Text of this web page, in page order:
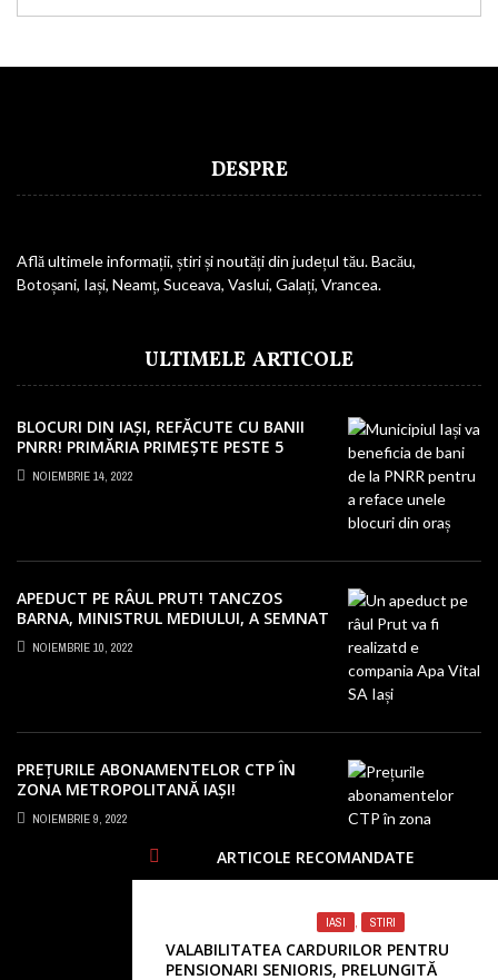
ARTICOLE RECOMANDATE
IASI , STIRI
VALABILITATEA CARDURILOR PENTRU
PENSIONARI SENIORIS, PRELUNGITĂ
DESPRE
Află ultimele informații, știri și noutăți din județul tău. Bacău,
Botoșani, Iași, Neamț, Suceava, Vaslui, Galați, Vrancea.
ULTIMELE ARTICOLE
BLOCURI DIN IAȘI, REFĂCUTE CU BANII
PNRR! PRIMĂRIA PRIMEȘTE PESTE 5
MILIOANE EURO
NOIEMBRIE 14, 2022
APEDUCT PE RÂUL PRUT! TANCZOS
BARNA, MINISTRUL MEDIULUI, A SEMNAT
PROIECTUL LA IAȘI!
NOIEMBRIE 10, 2022
PREȚURILE ABONAMENTELOR CTP ÎN
ZONA METROPOLITANĂ IAȘI!
NEMULȚUMIRI PENTRU SUMELE URIAȘE
CERUTE PE BILETE
NOIEMBRIE 9, 2022